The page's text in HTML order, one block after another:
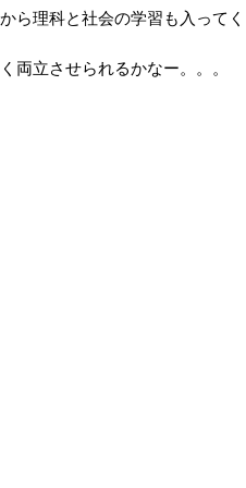
ら理科と社会の学習も入って
両立させられるかなー。。。